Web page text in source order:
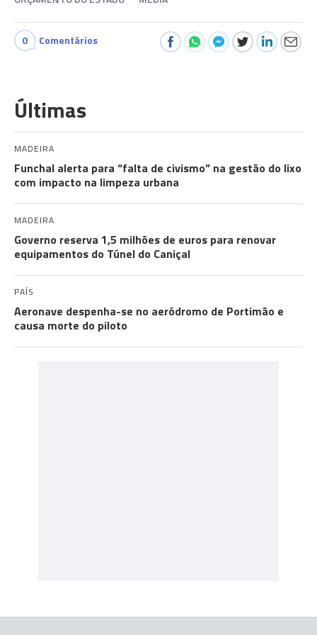
0 Comentários
Últimas
MADEIRA
Funchal alerta para “falta de civismo” na gestão do lixo
com impacto na limpeza urbana
MADEIRA
Governo reserva 1,5 milhões de euros para renovar
equipamentos do Túnel do Caniçal
PAÍS
Aeronave despenha-se no aeródromo de Portimão e
causa morte do piloto